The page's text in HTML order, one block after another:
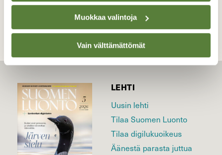
Muokkaa valintoja
Vain välttämättömät
LEHTI
Uusin lehti
Tilaa Suomen Luonto
Tilaa digilukuoikeus
Äänestä parasta juttua